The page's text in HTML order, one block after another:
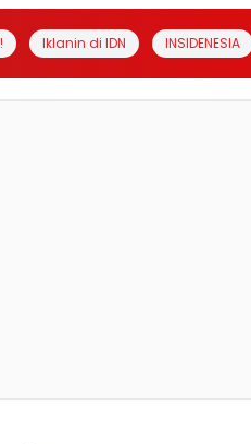
Iklanin di IDN INSIDENESIA